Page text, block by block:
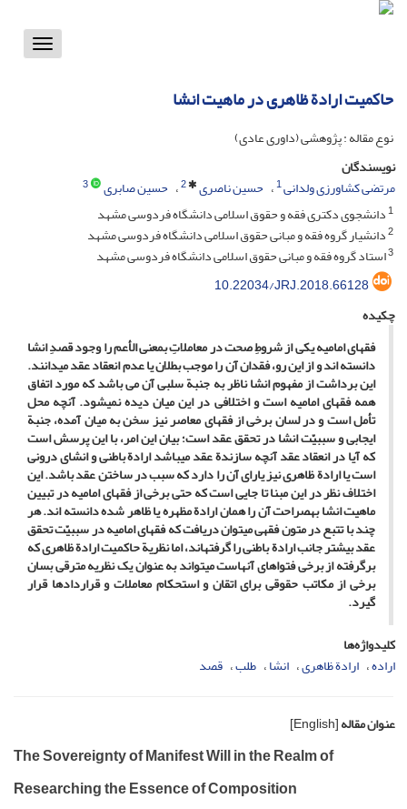
Toggle
حاکمیت ارادة ظاهری در ماهیت انشا
نوع مقاله : پژوهشی (داوری عادی)
نویسندگان
مرتضی کشاورزی ولدانی1 حسین ناصری 2 حسین صابری
3
1دانشجوی دکتری فقه و حقوق اسلامی دانشگاه فردوسی مشهد
2دانشیار گروه فقه و مبانی حقوق اسلامی دانشگاه فردوسی مشهد
3استاد گروه فقه و مبانی حقوق اسلامی دانشگاه فردوسی مشهد
10.22034/JRJ.2018.66128
چکیده
فقهای امامیه یکی از شروطِ صحت در معاملاتِ بمعنی ­الأعم را وجود قصدِ انشا
دانسته­ اند و از این­ رو، فقدان آن را موجب بطلان یا عدم انعقاد عقد می­دانند.
این برداشت از مفهوم انشا ناظر به جنبة سلبی آن می ­باشد که مورد اتفاق
همه فقهای امامیه است و اختلافی در این میان دیده نمی­شود. آنچه محل
تأمل است و در لسان برخی از فقهای معاصر نیز سخن به ­میان آمده، جنبة
ایجابی و سببیّت انشا در تحقق عقد است؛ بیان این امر، با این پرسش است
که آیا در انعقاد عقد آنچه سازندة عقد می­باشد ارادة باطنی و انشای درونی
است یا ارادة ظاهری نیز یارای آن را دارد که سبب در ساختن عقد باشد. این
اختلاف­ نظر در این مبنا تا جایی است که حتی برخی از فقهای امامیه در تبیین
ماهیت انشا به­صراحت آن را همان ارادة مظهره یا ظاهر شده دانسته­ اند. هر
چند با تتبع در متون فقهی می­توان دریافت که فقهای امامیه در سببیّت تحقق
عقد بیشتر جانب ارادة باطنی را گرفته­اند، اما نظریة حاکمیت ارادة ظاهری که
برگرفته از برخی فتواهای آن­هاست می­تواند به­ عنوان یک نظریه مترقی بسان
برخی از مکاتب حقوقی برای اتقان و استحکام معاملات و قراردادها قرار
گیرد.
کلیدواژه‌ها
اراده ارادة ظاهری انشا طلب قصد
عنوان مقاله[English]
The Sovereignty of Manifest Will in the Realm of
Researching the Essence of Composition